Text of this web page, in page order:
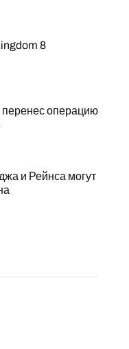
8
операцию
и Рейнса могут